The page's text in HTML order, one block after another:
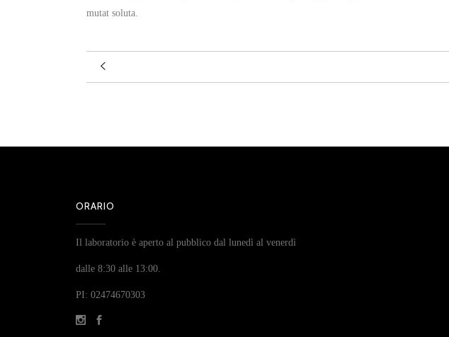
mutat soluta.
ORARIO
Il laboratorio è aperto al pubblico dal lunedì al venerdì
dalle 8:30 alle 13:00.
PI: 02474670303